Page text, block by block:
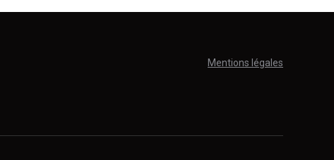
Mentions légales